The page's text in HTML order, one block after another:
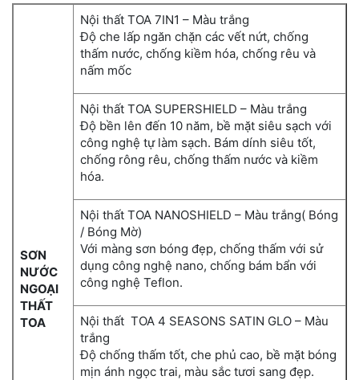
SƠN
NƯỚC
NGOẠI
THẤT
TOA
Nội thất TOA 7IN1 – Màu trắng
Độ che lấp ngăn chặn các vết nứt, chống
thấm nước, chống kiềm hóa, chống rêu và
nấm mốc
Nội thất TOA SUPERSHIELD – Màu trắng
Độ bền lên đến 10 năm, bề mặt siêu sạch với
công nghệ tự làm sạch. Bám dính siêu tốt,
chống rông rêu, chống thấm nước và kiềm
hóa.
Nội thất TOA NANOSHIELD – Màu trắng( Bóng
/ Bóng Mờ)
Với màng sơn bóng đẹp, chống thấm với sử
dụng công nghệ nano, chống bám bẩn với
công nghệ Teflon.
Nội thất TOA 4 SEASONS SATIN GLO – Màu
trắng
Độ chống thấm tốt, che phủ cao, bề mặt bóng
mịn ánh ngọc trai, màu sắc tươi sang đẹp.